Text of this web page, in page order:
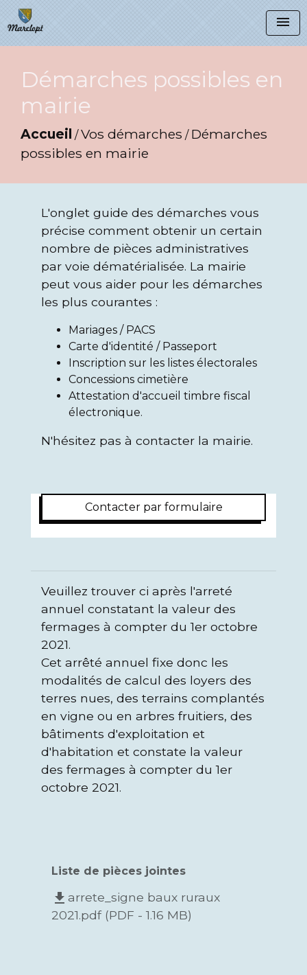
menu
Démarches possibles en
mairie
Accueil /Vos démarches / Démarches
possibles en mairie
L'onglet guide des démarches vous
précise comment obtenir un certain
nombre de pièces administratives
par voie dématérialisée. La mairie
peut vous aider pour les démarches
les plus courantes :
Mariages / PACS
Carte d'identité / Passeport
Inscription sur les listes électorales
Concessions cimetière
Attestation d'accueil timbre fiscal
électronique.
N'hésitez pas à contacter la mairie.
Contacter par formulaire
Veuillez trouver ci après l'arreté
annuel constatant la valeur des
fermages à compter du 1er octobre
2021.
Cet arrêté annuel fixe donc les
modalités de calcul des loyers des
terres nues, des terrains complantés
en vigne ou en arbres fruitiers, des
bâtiments d'exploitation et
d'habitation et constate la valeur
des fermages à compter du 1er
octobre 2021.
Liste de pièces jointes
file_download arrete_signe baux ruraux
2021.pdf (PDF - 1.16 MB)